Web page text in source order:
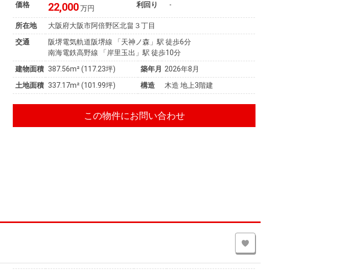
価格 22,000万円 利回り -
所在地
大阪府大阪市阿倍野区北畠３丁目
交通
阪堺電気軌道阪堺線 「天神ノ森」駅 徒歩6分
南海電鉄高野線 「岸里玉出」駅 徒歩10分
建物面積 387.56m² (117.23坪) 築年月
2026年8月
土地面積 337.17m² (101.99坪) 構造 木造 地上3階建
この物件にお問い合わせ